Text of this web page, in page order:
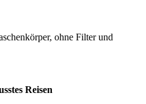
ohne Filter und
Reisen